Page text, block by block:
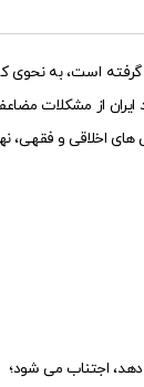
است، به نحوی
از مشکلات
اخلاقی و فقهی،